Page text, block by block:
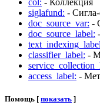
col: - Коллекция
siglafund: -
doc_source_var: -
doc_source_label:
classifier_label: -
access_label: -
Помощь [ показать ]